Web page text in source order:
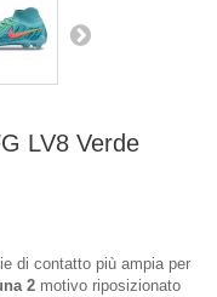
LV8 Verde
di contatto più ampia per
2 motivo riposizionato